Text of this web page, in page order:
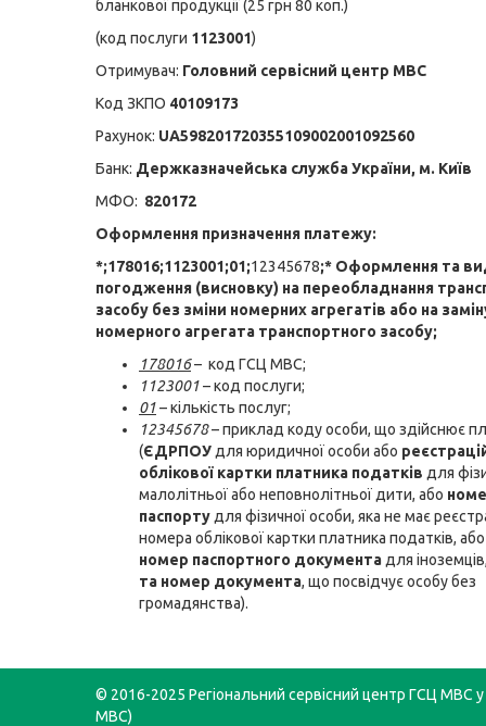
бланкової продукції (25 грн 80 коп.)
(код послуги 1123001)
Отримувач: Головний сервісний центр МВС
Код ЗКПО 40109173
Рахунок: UA598201720355109002001092560
Банк: Держказначейська служба України, м. Київ
МФО: 820172
Оформлення призначення платежу:
*;178016;1123001;01;12345678;* Оформлення та
погодження (висновку) на переобладнання
засобу без зміни номерних агрегатів або на
номерного агрегата транспортного засобу;
178016– код ГСЦ МВС;
1123001– код послуги;
01– кількість послуг;
12345678– приклад коду особи, що здійснює
(ЄДРПОУ для юридичної особи або
облікової картки платника податків для
малолітньої або неповнолітньої дити, або
паспорту для фізичної особи, яка не має
номера облікової картки платника податків,
номер паспортного документа для
та номер документа, що посвідчує особу без
громадянства).
© 2016-2025 Регіональний сервісний центр ГСЦ МВС у
МВС)